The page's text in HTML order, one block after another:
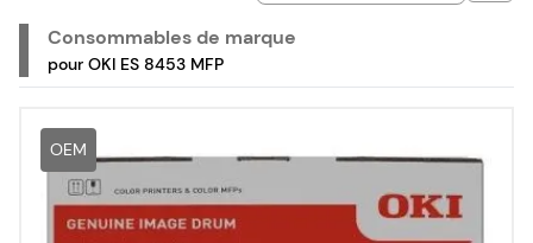
Consommables de marque
pour OKI ES 8453 MFP
OEM